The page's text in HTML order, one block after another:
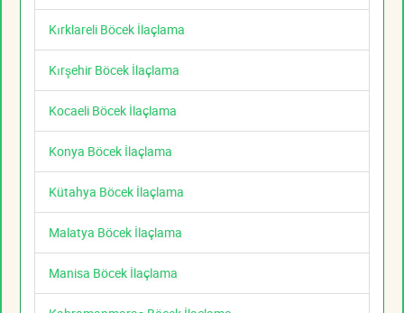
Kırklareli Böcek İlaçlama
Kırşehir Böcek İlaçlama
Kocaeli Böcek İlaçlama
Konya Böcek İlaçlama
Kütahya Böcek İlaçlama
Malatya Böcek İlaçlama
Manisa Böcek İlaçlama